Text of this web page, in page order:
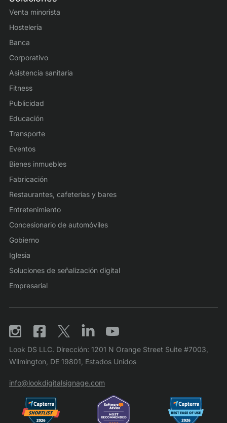
Venta minorista
Hostelería
Banca
Corporativo
Asistencia sanitaria
Fitness
Publicidad
Educación
Transporte
Eventos
Bienes inmuebles
Fabricación
Restaurantes, cafeterías y bares
Entretenimiento
Concesionario de automóviles
Gobierno
Iglesia
Soluciones de señalización digital
Empresarial
Look DS LLC. Dirección: 1201 N Orange Street Suite #7003,
Wilmington, DE 19801, Estados Unidos
info@lookdigitalsignage.com